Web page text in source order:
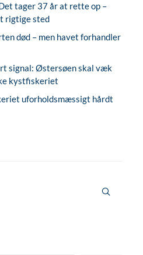
tager 37 år at rette op –
rigtige sted
død – men havet forhandler
signal: Østersøen skal væk
kystfiskeriet
uforholdsmæssigt hårdt